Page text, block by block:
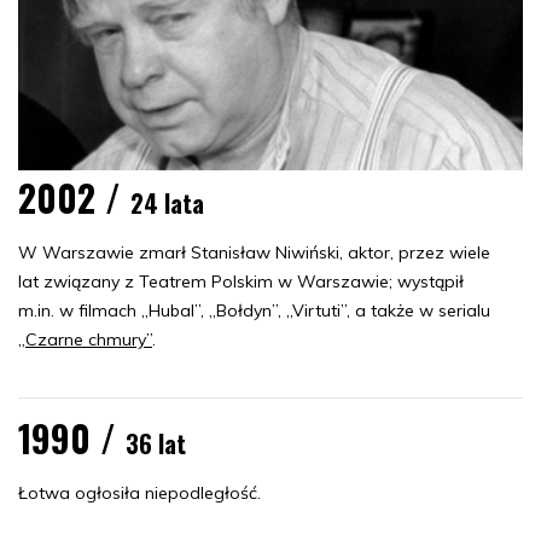
2002 / 24 lata
W Warszawie zmarł Stanisław Niwiński, aktor, przez wiele
lat związany z Teatrem Polskim w Warszawie; wystąpił
m.in. w filmach „Hubal”, „Bołdyn”, „Virtuti”, a także w serialu
„Czarne chmury”.
1990 / 36 lat
Łotwa ogłosiła niepodległość.